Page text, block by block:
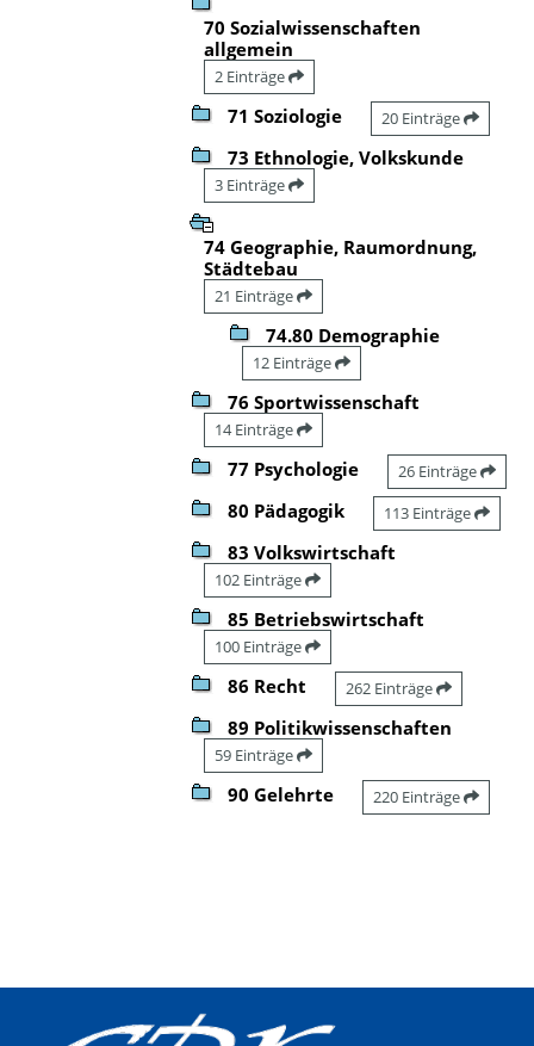
70 Sozialwissenschaften
allgemein
2 Einträge
71 Soziologie 20 Einträge
73 Ethnologie, Volkskunde
3 Einträge
74 Geographie, Raumordnung,
Städtebau
21 Einträge
74.80 Demographie
12 Einträge
76 Sportwissenschaft
14 Einträge
77 Psychologie 26 Einträge
80 Pädagogik 113 Einträge
83 Volkswirtschaft
102 Einträge
85 Betriebswirtschaft
100 Einträge
86 Recht 262 Einträge
89 Politikwissenschaften
59 Einträge
90 Gelehrte 220 Einträge